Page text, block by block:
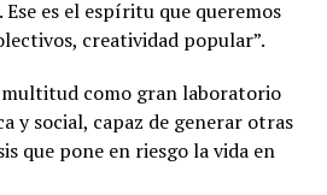
es el espíritu que queremos
creatividad popular”.
como gran laboratorio
y social, capaz de generar otras
que pone en riesgo la vida en